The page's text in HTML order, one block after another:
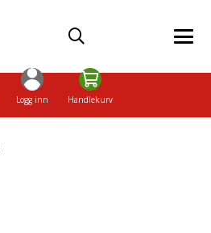
Logg inn Handlekurv